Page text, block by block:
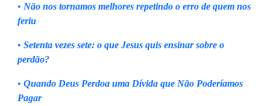
• Não nos tornamos melhores repetindo o erro de quem nos
feriu
• Setenta vezes sete: o que Jesus quis ensinar sobre o
perdão?
• Quando Deus Perdoa uma Dívida que Não Poderíamos
Pagar